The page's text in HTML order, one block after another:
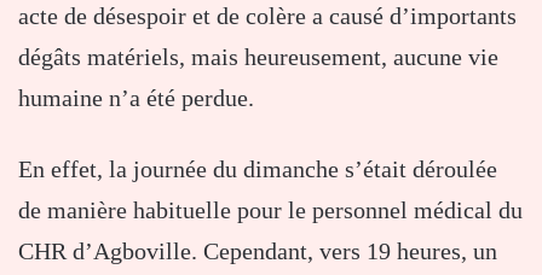
acte de désespoir et de colère a causé d’importants
dégâts matériels, mais heureusement, aucune vie
humaine n’a été perdue.
En effet, la journée du dimanche s’était déroulée
de manière habituelle pour le personnel médical du
CHR d’Agboville. Cependant, vers 19 heures, un